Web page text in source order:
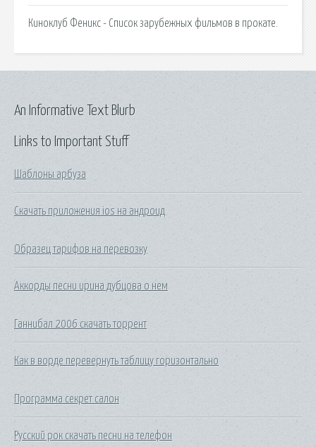
Киноклуб Феникс - Список зарубежных фильмов в прокате.
Links to Important Stuff
Шаблоны арбуза
Скачать приложения ios на андроид
Образец тарифов на перевозку
Аккорды песни ирина дубцова о нем
Ганнибал 2006 скачать торрент
Как в ворде перевернуть таблицу горизонтально
Программа секрет салон
Русский рок скачать песни на телефон
An Informative Text Blurb